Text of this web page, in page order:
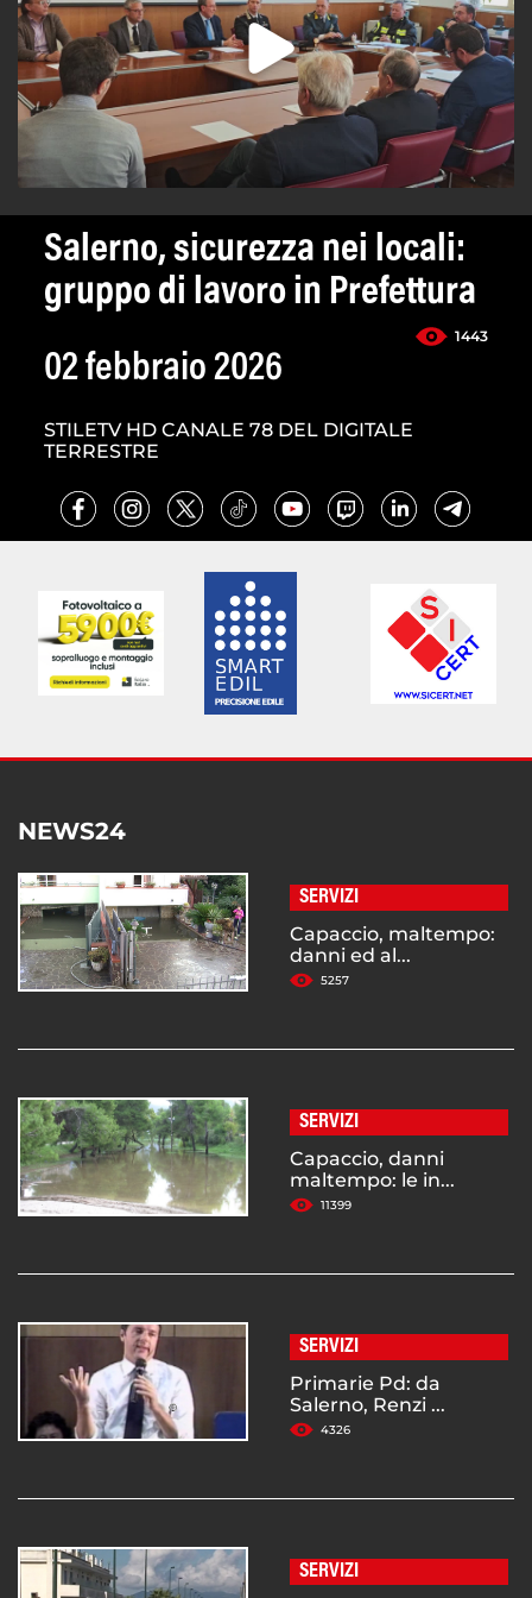
Salerno, sicurezza nei locali:
gruppo di lavoro in Prefettura
1443
02 febbraio 2026
STILETV HD CANALE 78 DEL DIGITALE
TERRESTRE
NEWS24
SERVIZI
Capaccio, maltempo:
danni ed al...
5257
SERVIZI
Capaccio, danni
maltempo: le in...
11399
SERVIZI
Primarie Pd: da
Salerno, Renzi ...
4326
SERVIZI